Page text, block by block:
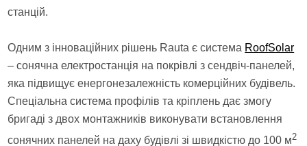
станцій.
Одним з інноваційних рішень Rauta є система RoofSolar
– сонячна електростанція на покрівлі з сендвіч-панелей,
яка підвищує енергонезалежність комерційних будівель.
Спеціальна система профілів та кріплень дає змогу
бригаді з двох монтажників виконувати встановлення
сонячних панелей на даху будівлі зі швидкістю до 100 м2